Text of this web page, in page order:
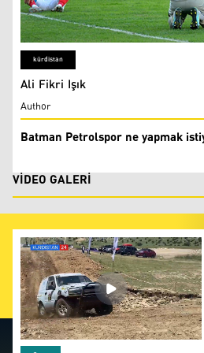
Batman Petrolspor
Ali Fikri Işık
Author
Batman Petrolspor ne yapmak
kürdistan
VIDEO GALERI